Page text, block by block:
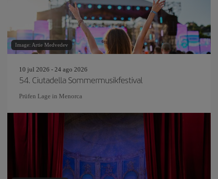
Image: Artie Medvedev
10 jul 2026 - 24 ago 2026
54. Ciutadella Sommermusikfestival
Prüfen Lage in Menorca